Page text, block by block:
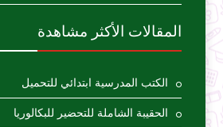
المقالات الأكثر مشاهدة
الكتب المدرسية ابتدائي للتحميل
الحقيبة الشاملة للتحضير للبكالوريا